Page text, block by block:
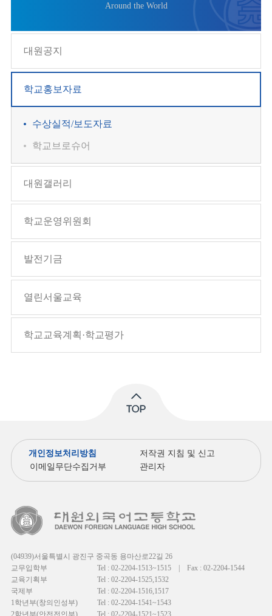
Around the World
대원공지
학교홍보자료
수상실적/보도자료
학교브로슈어
대원갤러리
학교운영위원회
발전기금
열린서울교육
학교교육계획·학교평가
개인정보처리방침
저작권 지침 및 신고
이메일무단수집거부
관리자
(04939)서울특별시 광진구 중곡동 용마산로22길 26
교무입학부
Tel : 02-2204-1513~1515
Fax : 02-2204-1544
교육기획부
Tel : 02-2204-1525,1532
국제부
Tel : 02-2204-1516,1517
1학년부(창의인성부)
Tel : 02-2204-1541~1543
2학년부(안전전인부)
Tel : 02-2204-1521~1523